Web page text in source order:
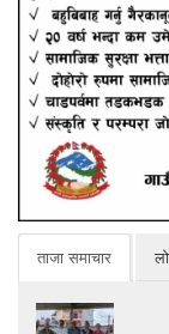
ताजा समाचार